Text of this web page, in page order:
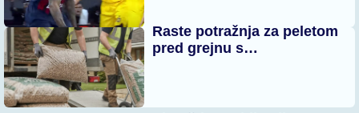
Raste potražnja za peletom
pred grejnu s…